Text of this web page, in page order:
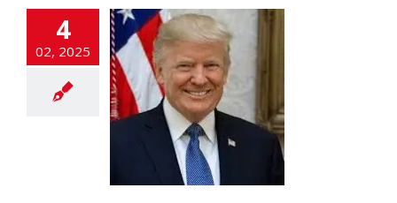
4
02, 2025
Chine
Education
Elimination
Volant sans
Gaz israélien
DE GAZA